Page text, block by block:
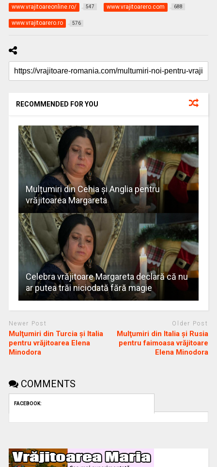
www.vrajitoareonline.ro/ 547 www.vrajitoarero.com 688
www.vrajitoarero.ro 576
RECOMMENDED FOR YOU
Mulțumiri din Cehia și Anglia pentru
vrăjitoarea Margareta
Celebra vrăjitoare Margareta declară că nu
ar putea trăi niciodată fără magie
Newer Post
Mulţumiri din Turcia și Italia
pentru vrăjitoarea Elena
Minodora
Older Post
Mulţumiri din Italia și Rusia
pentru faimoasa vrăjitoare
Elena Minodora
COMMENTS
FACEBOOK: